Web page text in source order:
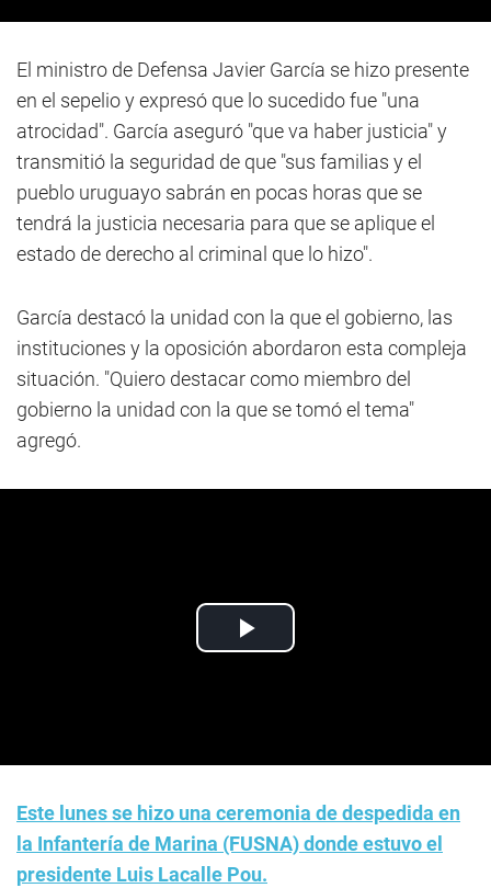
El ministro de Defensa Javier García se hizo presente
en el sepelio y expresó que lo sucedido fue "una
atrocidad". García aseguró "que va haber justicia" y
transmitió la seguridad de que "sus familias y el
pueblo uruguayo sabrán en pocas horas que se
tendrá la justicia necesaria para que se aplique el
estado de derecho al criminal que lo hizo".
García destacó la unidad con la que el gobierno, las
instituciones y la oposición abordaron esta compleja
situación. "Quiero destacar como miembro del
gobierno la unidad con la que se tomó el tema"
agregó.
Este lunes se hizo una ceremonia de despedida en
la Infantería de Marina (FUSNA) donde estuvo el
presidente Luis Lacalle Pou.